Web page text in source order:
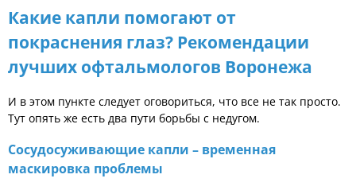
Какие капли помогают от
покраснения глаз? Рекомендации
лучших офтальмологов Воронежа
И в этом пункте следует оговориться, что все не так просто.
Тут опять же есть два пути борьбы с недугом.
Сосудосуживающие капли – временная
маскировка проблемы